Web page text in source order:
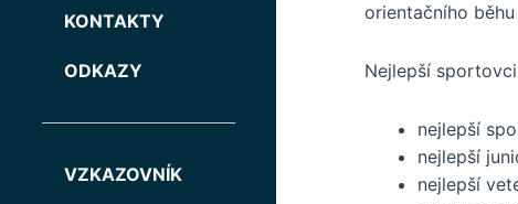
KONTAKTY
ODKAZY
VZKAZOVNÍK
orientačního
Nejlepší
nejlepší
nejlepší
nejlepší